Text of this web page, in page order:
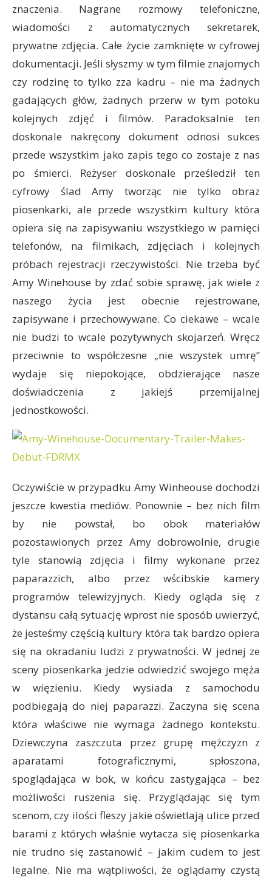
znaczenia. Nagrane rozmowy telefoniczne,
wiadomości z automatycznych sekretarek,
prywatne zdjęcia. Całe życie zamknięte w cyfrowej
dokumentacji. Jeśli słyszmy w tym filmie znajomych
czy rodzinę to tylko zza kadru – nie ma żadnych
gadających głów, żadnych przerw w tym potoku
kolejnych zdjęć i filmów. Paradoksalnie ten
doskonale nakręcony dokument odnosi sukces
przede wszystkim jako zapis tego co zostaje z nas
po śmierci. Reżyser doskonale prześledził ten
cyfrowy ślad Amy tworząc nie tylko obraz
piosenkarki, ale przede wszystkim kultury która
opiera się na zapisywaniu wszystkiego w pamięci
telefonów, na filmikach, zdjęciach i kolejnych
próbach rejestracji rzeczywistości. Nie trzeba być
Amy Winehouse by zdać sobie sprawę, jak wiele z
naszego życia jest obecnie rejestrowane,
zapisywane i przechowywane. Co ciekawe – wcale
nie budzi to wcale pozytywnych skojarzeń. Wręcz
przeciwnie to współczesne „nie wszystek umrę”
wydaje się niepokojące, obdzierające nasze
doświadczenia z jakiejś przemijalnej
jednostkowości.
Oczywiście w przypadku Amy Winheouse dochodzi
jeszcze kwestia mediów. Ponownie – bez nich film
by nie powstał, bo obok materiałów
pozostawionych przez Amy dobrowolnie, drugie
tyle stanowią zdjęcia i filmy wykonane przez
paparazzich, albo przez wścibskie kamery
programów telewizyjnych. Kiedy ogląda się z
dystansu całą sytuację wprost nie sposób uwierzyć,
że jesteśmy częścią kultury która tak bardzo opiera
się na okradaniu ludzi z prywatności. W jednej ze
sceny piosenkarka jedzie odwiedzić swojego męża
w więzieniu. Kiedy wysiada z samochodu
podbiegają do niej paparazzi. Zaczyna się scena
która właściwe nie wymaga żadnego kontekstu.
Dziewczyna zaszczuta przez grupę mężczyzn z
aparatami fotograficznymi, spłoszona,
spoglądająca w bok, w końcu zastygająca – bez
możliwości ruszenia się. Przyglądając się tym
scenom, czy ilości fleszy jakie oświetlają ulice przed
barami z których właśnie wytacza się piosenkarka
nie trudno się zastanowić – jakim cudem to jest
legalne. Nie ma wątpliwości, że oglądamy czystą